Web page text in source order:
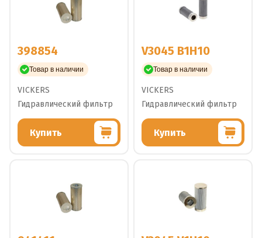
398854
Товар в наличии
VICKERS
Гидравлический фильтр
Купить
V3045 B1H10
Товар в наличии
VICKERS
Гидравлический фильтр
Купить